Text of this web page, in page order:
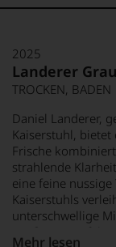
2025
Landerer
TROCKEN, BADEN
Daniel Landerer,
Kaiserstuhl, bietet
Frische
strahlende
eine feine
Kaiserstuhls
unterschwellige
Mehr lesen